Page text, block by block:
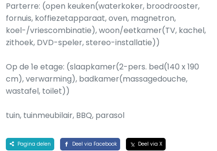
Parterre: (open keuken(waterkoker, broodrooster,
fornuis, koffiezetapparaat, oven, magnetron,
koel-/vriescombinatie), woon/eetkamer(TV, kachel,
zithoek, DVD-speler, stereo-installatie))
Op de 1e etage: (slaapkamer(2-pers. bed(140 x 190
cm), verwarming), badkamer(massagedouche,
wastafel, toilet))
tuin, tuinmeubilair, BBQ, parasol
Pagina delen Deel via Facebook
Deel via X